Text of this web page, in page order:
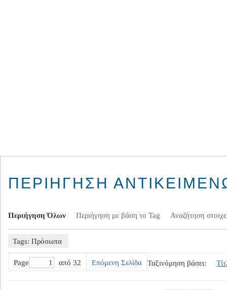
ΠΕΡΙΉΓΗΣΗ
Περιήγηση Όλων Περιήγηση με βάση το Tag Αναζήτηση
Tags: Πρόσωπα
Page από 32 Επόμενη Σελίδα Ταξινόμηση βάσει: